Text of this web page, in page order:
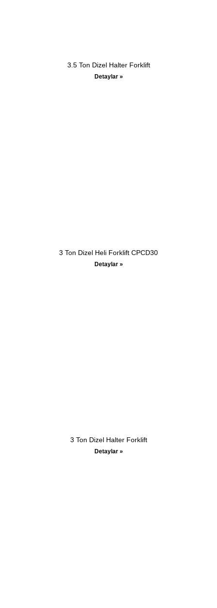
3.5 Ton Dizel Halter Forklift
Detaylar »
3 Ton Dizel Heli Forklift CPCD30
Detaylar »
3 Ton Dizel Halter Forklift
Detaylar »